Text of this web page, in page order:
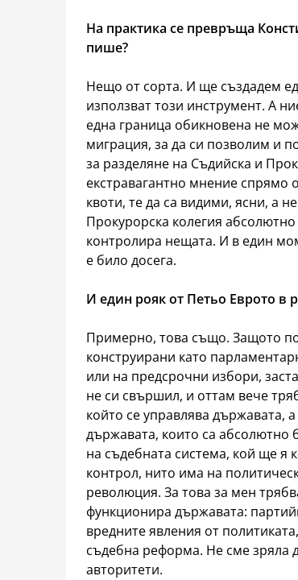
На практика се превръща
пише?
Нещо от сорта. И ще създадем
използват този инструмент. А
една граница обикновена не
миграция, за да си позволим и
за разделяне на Съдийска и
екстравагантно мнение спрямо
квоти, те да са видими, ясни, а
Прокурорска колегия
контролира нещата. И в един
е било досега.
И един рояк от Петьо Еврото в
Примерно, това също. Защото
конструирани като
или на предсрочни избори,
не си свършил, и оттам вече
който се управлява държавата,
държавата, които са абсолютно
на съдебната система, кой ще я
контрол, нито има на
революция. За това за мен
функционира държавата:
вредните явления от
съдебна реформа. Не сме
авторитети.